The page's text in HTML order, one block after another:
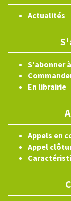
Actualités
S'abonner
En librairie
Appels en
Appel